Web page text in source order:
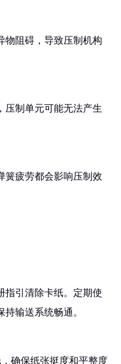
物阻碍，导致压制机构
压制单元可能无法产生
簧疲劳都会影响压制效
指引清除卡纸。定期使
输送系统畅通。
确保纸张挺度和平整度